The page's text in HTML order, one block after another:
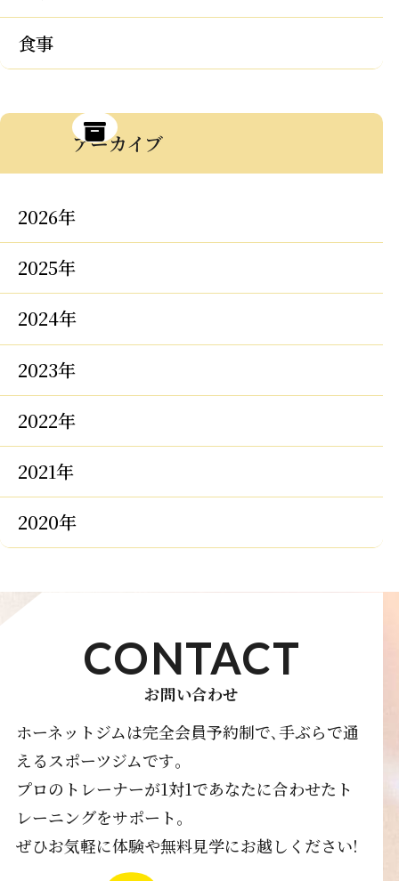
食事
アーカイブ
2026年
2025年
2024年
2023年
2022年
2021年
2020年
CONTACT
お問い合わせ
ホーネットジムは完全会員予約制で､手ぶらで通
えるスポーツジムです｡
プロのトレーナーが1対1であなたに合わせたト
レーニングをサポート｡
ぜひお気軽に体験や無料見学にお越しください!